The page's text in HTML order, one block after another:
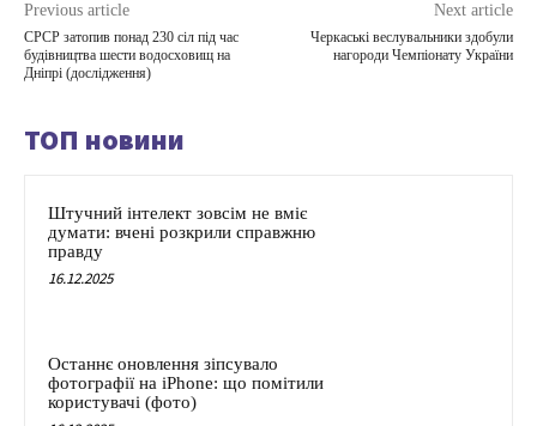
Previous article
СРСР затопив понад 230 сіл під час
будівництва шести водосховищ на
Дніпрі (дослідження)
Next article
Черкаські веслувальники здобули
нагороди Чемпіонату України
ТОП новини
Штучний інтелект зовсім не вміє
думати: вчені розкрили справжню
правду
16.12.2025
Останнє оновлення зіпсувало
фотографії на iPhone: що помітили
користувачі (фото)